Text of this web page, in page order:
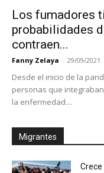
Los fumadores
probabilidades
contraen...
Fanny Zelaya - 29/09/2021
Desde el inicio de la
personas que
la enfermedad....
Migrantes